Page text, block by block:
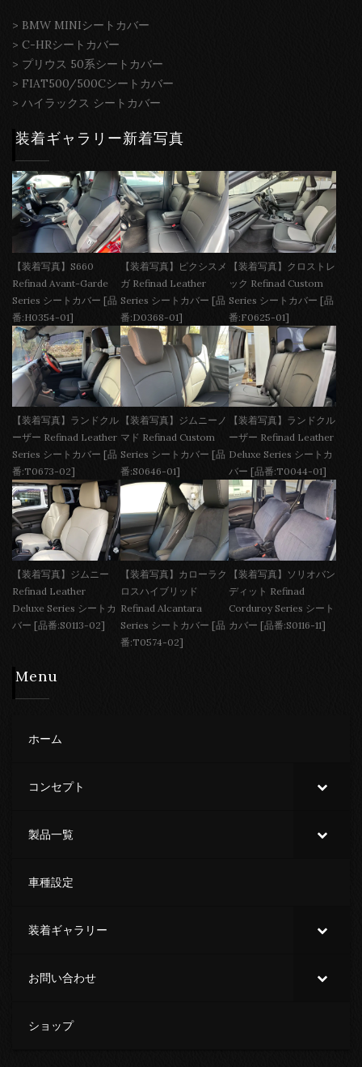
> BMW MINIシートカバー
> C-HRシートカバー
> プリウス 50系シートカバー
> FIAT500/500Cシートカバー
> ハイラックス シートカバー
装着ギャラリー新着写真
【装着写真】S660
Refinad Avant-Garde
Series シートカバー [品
番:H0354-01]
【装着写真】ピクシスメ
ガ Refinad Leather
Series シートカバー [品
番:D0368-01]
【装着写真】クロストレ
ック Refinad Custom
Series シートカバー [品
番:F0625-01]
【装着写真】ランドクル
ーザー Refinad Leather
Series シートカバー [品
番:T0673-02]
【装着写真】ジムニーノ
マド Refinad Custom
Series シートカバー [品
番:S0646-01]
【装着写真】ランドクル
ーザー Refinad Leather
Deluxe Series シートカ
バー [品番:T0044-01]
【装着写真】ジムニー
Refinad Leather
Deluxe Series シートカ
バー [品番:S0113-02]
【装着写真】カローラク
ロスハイブリッド
Refinad Alcantara
Series シートカバー [品
番:T0574-02]
【装着写真】ソリオバン
ディット Refinad
Corduroy Series シート
カバー [品番:S0116-11]
Menu
ホーム
コンセプト
製品一覧
車種設定
装着ギャラリー
お問い合わせ
ショップ